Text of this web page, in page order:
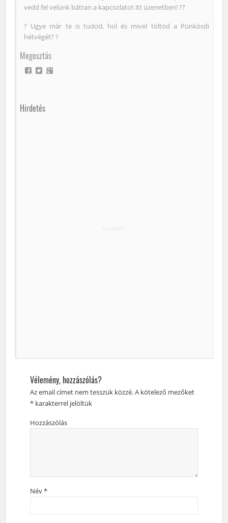
vedd fel velünk bátran a kapcsolatot itt üzenetben! ??
? Ugye már te is tudod, hol és mivel töltöd a Pünkösdi
hétvégét? ?
Megosztás
Hirdetés
Vélemény, hozzászólás?
Az email címet nem tesszük közzé.A kötelező mezőket
*karakterrel jelöltük
Hozzászólás
Név*